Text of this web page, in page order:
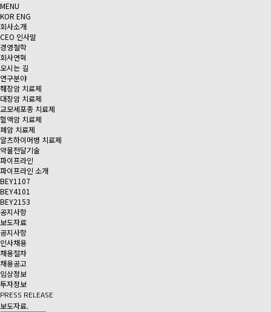
MENU
KOR ENG
회사소개
CEO 인사말
경영철학
회사연혁
오시는 길
연구분야
췌장암 치료제
대장암 치료제
교모세포종 치료제
혈액암 치료제
폐암 치료제
알츠하이머병 치료제
약물전달기술
파이프라인
파이프라인 소개
BEY1107
BEY4101
BEY2153
공지사항
보도자료
공지사항
인사채용
채용절차
채용공고
임상정보
투자정보
PRESS RELEASE
보도자료.